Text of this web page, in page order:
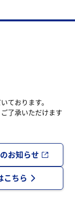
ております。
了承いただけます
お知らせ
こちら